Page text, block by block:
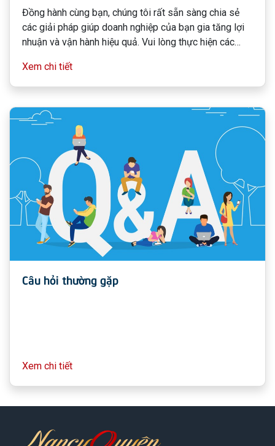
Đồng hành cùng bạn, chúng tôi rất sẵn sàng chia sẻ
các giải pháp giúp doanh nghiệp của bạn gia tăng lợi
nhuận và vận hành hiệu quả. Vui lòng thực hiện các
Xem chi tiết
Câu hỏi thường gặp
Xem chi tiết